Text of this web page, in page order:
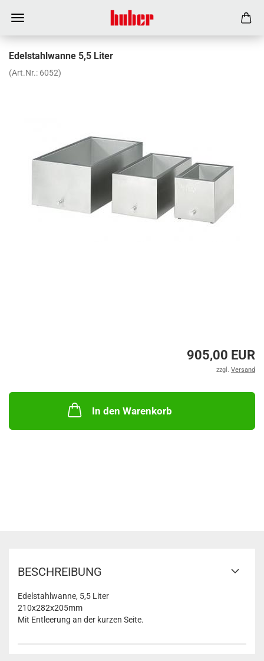
Edelstahlwanne 5,5 Liter
(Art.Nr.: 6052)
905,00 EUR
zzgl. Versand
In den Warenkorb
BESCHREIBUNG
Edelstahlwanne, 5,5 Liter
210x282x205mm
Mit Entleerung an der kurzen Seite.